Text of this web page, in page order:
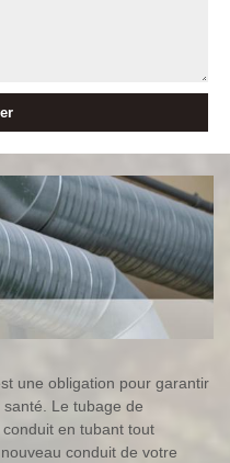
une obligation pour garantir
Le tubage de
en tubant tout
conduit de votre